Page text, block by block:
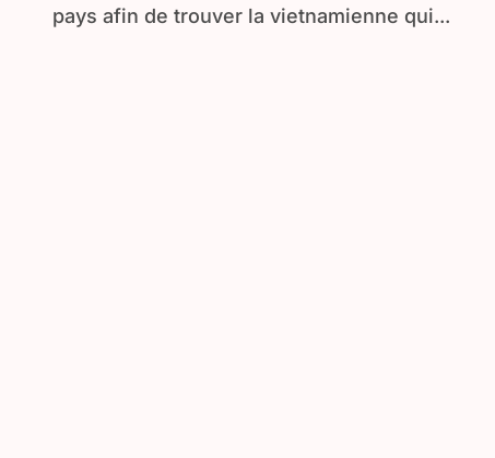
pays afin de trouver la vietnamienne qui...